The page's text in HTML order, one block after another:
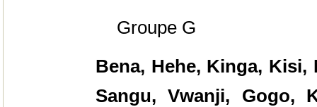
Groupe G
Bena, Hehe, Kinga, Kisi,
Sangu, Vwanji, Gogo,